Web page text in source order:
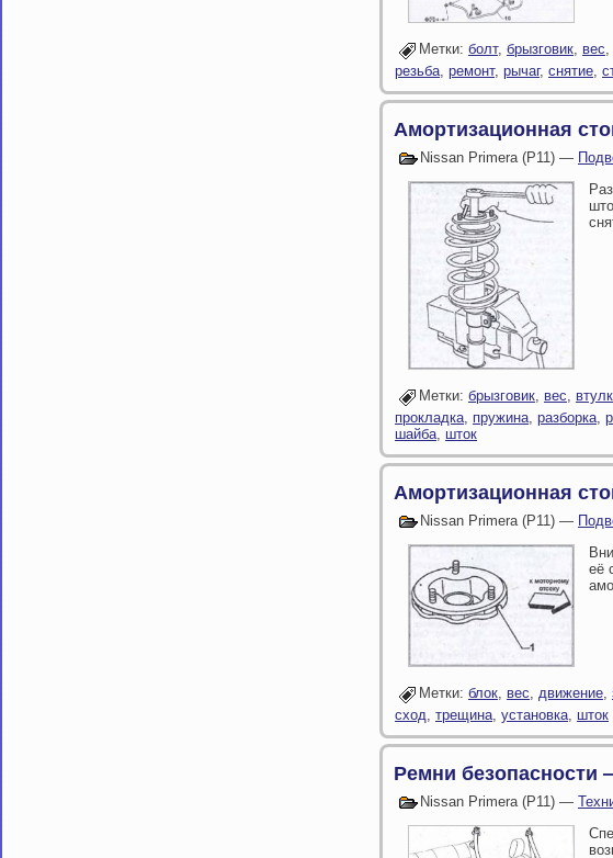
Метки: болт, брызговик, вес,
резьба, ремонт, рычаг, снятие,
Амортизационная
Nissan Primera (P11) —
Метки: брызговик, вес,
прокладка, пружина, разборка,
шайба, шток
Амортизационная
Nissan Primera (P11) —
её
Метки: блок, вес, движение,
сход, трещина, установка, шток
Ремни безопасности
Nissan Primera (P11) —